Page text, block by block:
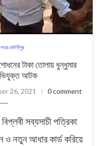
শহর মেদিনীপুর
টাকা তোলায় ধুন্ধুমার
আটক
26, 2021 0 comment
সব্যসাচী পত্রিকা
ও নতুন আধার কার্ড করিয়ে